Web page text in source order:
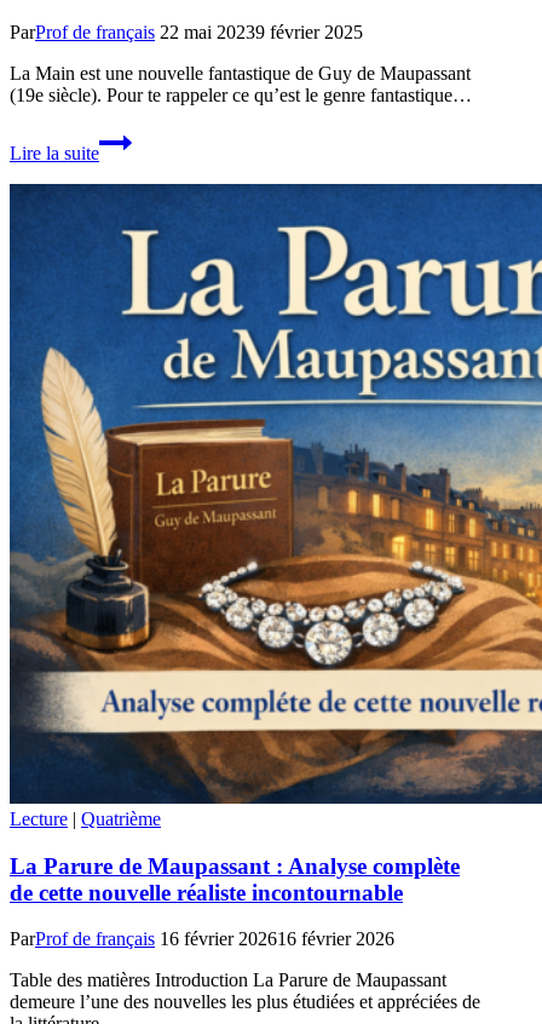
ParProf de français 22 mai 20239 février 2025
La Main est une nouvelle fantastique de Guy de Maupassant
(19e siècle). Pour te rappeler ce qu’est le genre fantastique…
Lire la suite
Etude
d’un
Main »
Maupassant
Lecture | Quatrième
La Parure de Maupassant : Analyse complète
de cette nouvelle réaliste incontournable
ParProf de français 16 février 202616 février 2026
Table des matières Introduction La Parure de Maupassant
demeure l’une des nouvelles les plus étudiées et appréciées de